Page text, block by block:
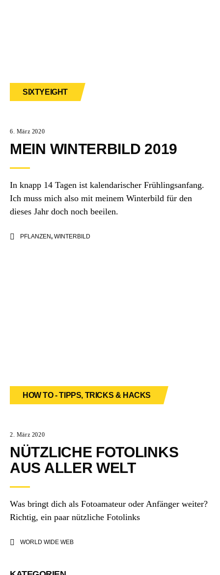
SIXTYEIGHT
6. März 2020
MEIN WINTERBILD 2019
In knapp 14 Tagen ist kalendarischer Frühlingsanfang.
Ich muss mich also mit meinem Winterbild für den
dieses Jahr doch noch beeilen.
PFLANZEN, WINTERBILD
HOW TO - TIPPS, TRICKS & HACKS
2. März 2020
NÜTZLICHE FOTOLINKS
AUS ALLER WELT
Was bringt dich als Fotoamateur oder Anfänger weiter?
Richtig, ein paar nützliche Fotolinks
WORLD WIDE WEB